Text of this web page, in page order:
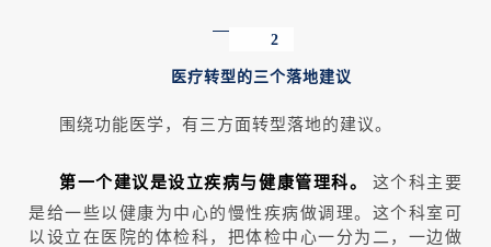
2
医疗转型的三个落地建议
围绕功能医学，有三方面转型落地的建议。
第一个建议是设立疾病与健康管理科。
这个科主要
是给一些以健康为中心的慢性疾病做调理。这个科室可
以设立在医院的体检科，把体检中心一分为二，一边做